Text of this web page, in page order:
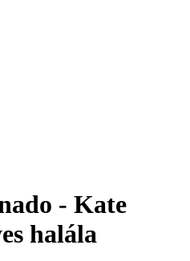
- Kate
halála